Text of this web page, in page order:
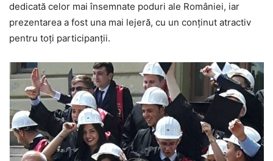
dedicată celor mai însemnate poduri ale României, iar
prezentarea a fost una mai lejeră, cu un conţinut atractiv
pentru toţi participanţii.